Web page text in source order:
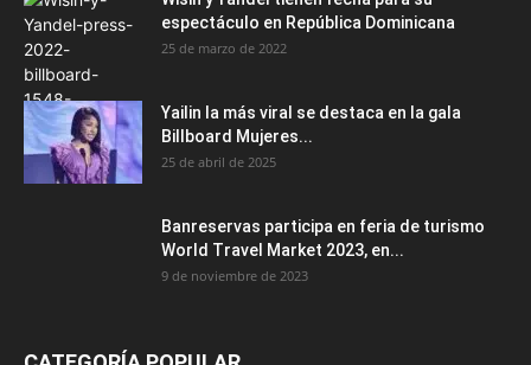
espectáculo en República Dominicana
25 de marzo de 2022
Yailin la más viral se destaca en la gala
Billboard Mujeres...
25 de abril de 2025
Banreservas participa en feria de turismo
World Travel Market 2023, en...
9 de noviembre de 2023